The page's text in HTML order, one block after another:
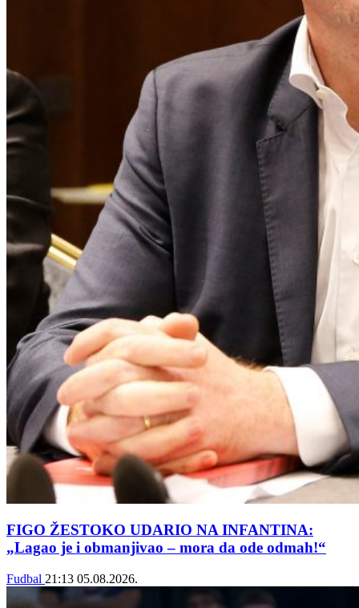
FIGO ŽESTOKO UDARIO NA INFANTINA:
„Lagao je i obmanjivao – mora da ode odmah!“
Fudbal 21:13 05.08.2026.